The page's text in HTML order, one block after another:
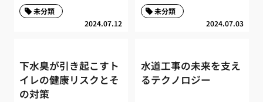
2024.07.12
未分類
2024.07.03
未分類
下水臭が引き起こすト
イレの健康リスクとそ
の対策
水道工事の未来を支え
るテクノロジー